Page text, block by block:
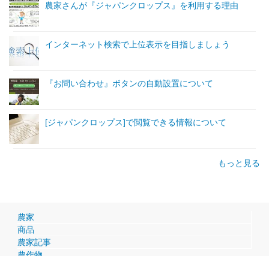
農家さんが『ジャパンクロップス』を利用する理由
インターネット検索で上位表示を目指しましょう
『お問い合わせ』ボタンの自動設置について
[ジャパンクロップス]で閲覧できる情報について
もっと見る
農家
商品
農家記事